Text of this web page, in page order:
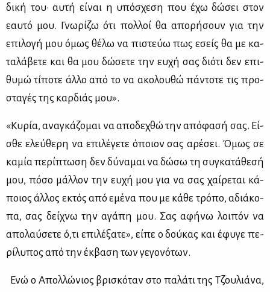
δι­κή του· αυ­τή εί­ναι η υπό­σχε­ση που έχω δώ­σει στον
εαυ­τό μου. Γνω­ρί­ζω ότι πολ­λοί θα απο­ρή­σουν για την
επι­λο­γή μου όμως θέ­λω να πι­στεύω πως εσείς θα με κα­
τα­λά­βε­τε και θα μου δώ­σε­τε την ευ­χή σας διό­τι δεν επι­
θυ­μώ τί­πο­τε άλ­λο από το να ακο­λου­θώ πά­ντο­τε τις προ­
στα­γές της καρ­διάς μου».
«Κυ­ρία, ανα­γκά­ζο­μαι να απο­δε­χθώ την από­φα­σή σας. Εί­
σθε ελεύ­θε­ρη να επι­λέ­γε­τε όποιον σας αρέ­σει. Όμως σε
κα­μία πε­ρί­πτω­ση δεν δύ­να­μαι να δώ­σω τη συ­γκα­τά­θε­σή
μου, πό­σο μάλ­λον την ευ­χή μου για να σας χαί­ρε­ται κά­
ποιος άλ­λος εκτός από εμέ­να που με κά­θε τρό­πο, αδιά­κο­
πα, σας δεί­χνω την αγά­πη μου. Σας αφή­νω λοι­πόν να
απο­λαύ­σε­τε ό,τι επι­λέ­ξα­τε», εί­πε ο δού­κας και έφυ­γε πε­
ρί­λυ­πος από την έκ­βα­ση των γε­γο­νό­των.
Ενώ ο Απολ­λώ­νιος βρι­σκό­ταν στο πα­λά­τι της Τζου­λιά­να,